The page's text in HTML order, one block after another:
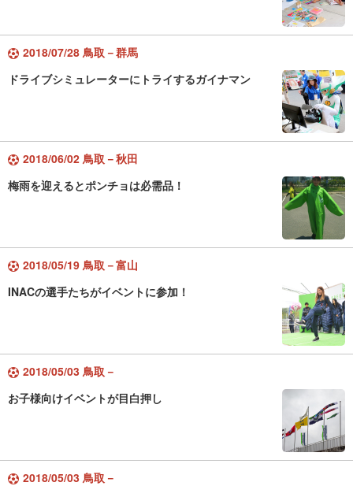
2018/07/28 鳥取－群馬
ドライブシミュレーターにトライするガイナマン
2018/06/02 鳥取－秋田
梅雨を迎えるとポンチョは必需品！
2018/05/19 鳥取－富山
INACの選手たちがイベントに参加！
2018/05/03 鳥取－
お子様向けイベントが目白押し
2018/05/03 鳥取－